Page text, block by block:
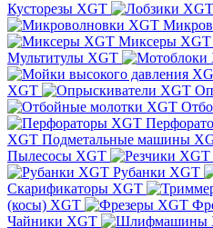
Кусторезы XGT
Миксеры XGT
Мультитулы XGT
XGT
XGT Подметальные машины
Пылесосы XGT
Рубанки XGT
Скарификаторы XGT
(косы) XGT
Чайники XGT